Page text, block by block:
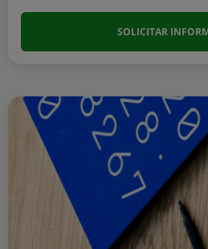
SOLICITAR